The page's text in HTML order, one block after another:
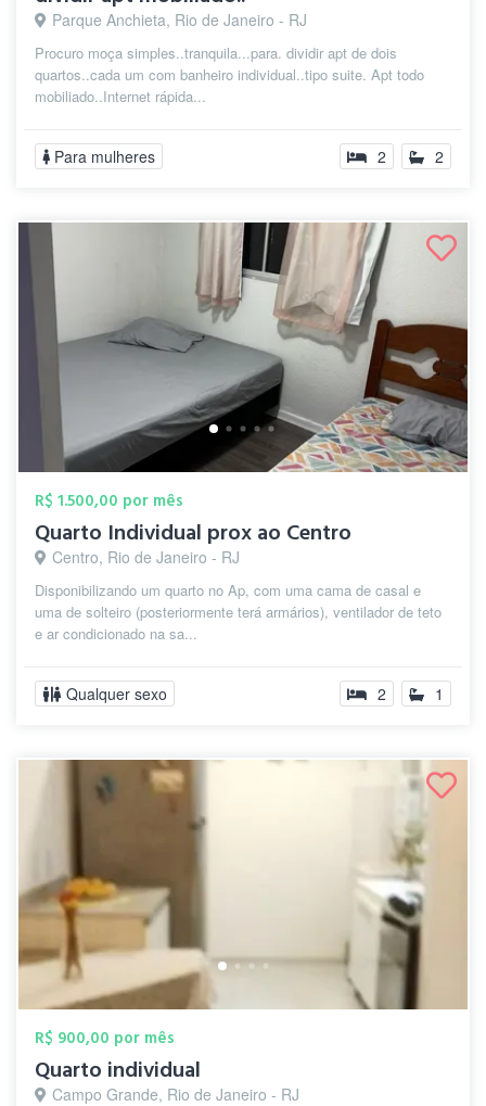
Parque Anchieta, Rio de Janeiro - RJ
Procuro moça simples..tranquila...para. dividir apt de dois
quartos..cada um com banheiro individual..tipo suite. Apt todo
mobiliado..Internet rápida...
Para mulheres 2 2
R$ 1.500,00 por mês
Quarto Individual prox ao Centro
Centro, Rio de Janeiro - RJ
Disponibilizando um quarto no Ap, com uma cama de casal e
uma de solteiro (posteriormente terá armários), ventilador de teto
e ar condicionado na sa...
Qualquer sexo 2 1
R$ 900,00 por mês
Quarto individual
Campo Grande, Rio de Janeiro - RJ